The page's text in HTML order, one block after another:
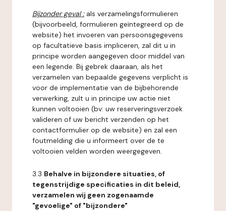
Bijzonder geval : als verzamelingsformulieren
(bijvoorbeeld, formulieren geïntegreerd op de
website) het invoeren van persoonsgegevens
op facultatieve basis impliceren, zal dit u in
principe worden aangegeven door middel van
een legende. Bij gebrek daaraan, als het
verzamelen van bepaalde gegevens verplicht is
voor de implementatie van de bijbehorende
verwerking, zult u in principe uw actie niet
kunnen voltooien (bv: uw reserveringsverzoek
valideren of uw bericht verzenden op het
contactformulier op de website) en zal een
foutmelding die u informeert over de te
voltooien velden worden weergegeven.
3.3 Behalve in bijzondere situaties, of
tegenstrijdige specificaties in dit beleid,
verzamelen wij geen zogenaamde
"gevoelige" of "bijzondere"